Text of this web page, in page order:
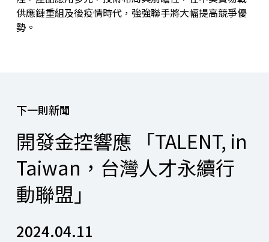
供應鏈重組及後疫情時代，強強聯手將大幅提高競爭優
勢。
下一則新聞
開發金控響應 「TALENT, in
Taiwan，台灣人才永續行
動聯盟」
2024.04.11